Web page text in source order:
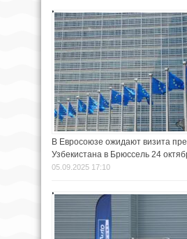
В Евросоюзе ожидают визита
Узбекистана в Брюссель 24
05.09.2025 17:10